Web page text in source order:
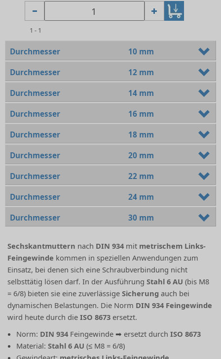
1 - 1
Durchmesser 10 mm
Durchmesser 12 mm
Durchmesser 14 mm
Durchmesser 16 mm
Durchmesser 18 mm
Durchmesser 20 mm
Durchmesser 22 mm
Durchmesser 24 mm
Durchmesser 30 mm
Sechskantmuttern nach DIN 934 mit metrischem Links-
Feingewinde kommen in speziellen Anwendungen zum
Einsatz, bei denen sich eine Schraubverbindung nicht
selbsttätig lösen darf. In der AusführungStahl 6 AU (bis M8
= 6/8) bieten sie eine zuverlässigeSicherung auch bei
dynamischen Belastungen. Die Norm DIN 934 Feingewinde
wird heute durch dieISO 8673 ersetzt.
Norm: DIN 934 Feingewinde ➡ ersetzt durchISO 8673
Material:Stahl 6 AU (≤ M8 = 6/8)